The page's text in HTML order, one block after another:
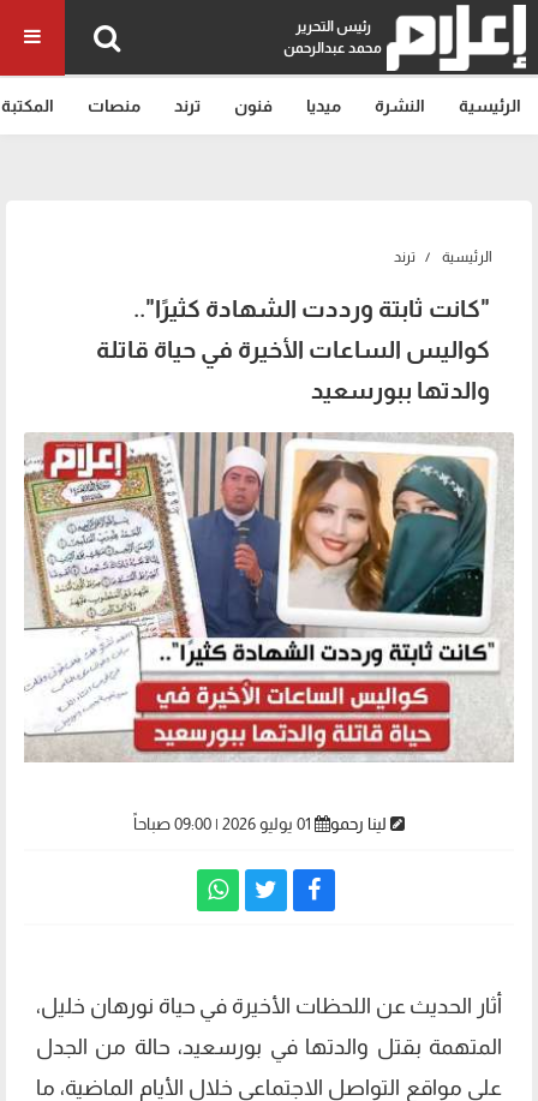
رئيس التحرير
محمد عبدالرحمن
الرئيسية النشرة ميديا فنون ترند منصات المكتبة
الرئيسية ترند
"كانت ثابتة ورددت الشهادة كثيرًا"..
كواليس الساعات الأخيرة في حياة قاتلة
والدتها ببورسعيد
لينا رحمو
أثار الحديث عن اللحظات الأخيرة في حياة نورهان خليل،
المتهمة بقتل والدتها في بورسعيد، حالة من الجدل
على مواقع التواصل الاجتماعي خلال الأيام الماضية، ما